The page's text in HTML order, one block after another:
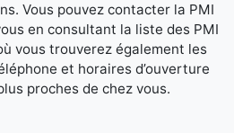
Vous pouvez contacter la PMI
en consultant la liste des PMI
vous trouverez également les
et horaires d’ouverture
proches de chez vous.